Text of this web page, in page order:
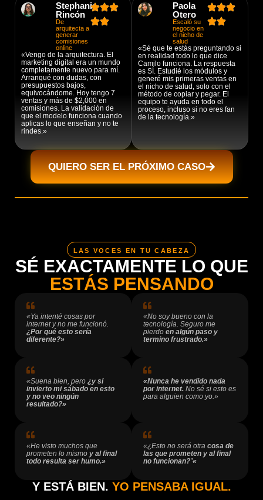
Stephanie
Rincón
De
arquitecta a
generar
comisiones
online
«Vengo de la arquitectura. El
marketing digital era un mundo
completamente nuevo para mí.
Arranqué con dudas, con
presupuestos bajos,
equivocándome. Hoy tengo 7
ventas y más de $2,000 en
comisiones. La validación de
que el modelo funciona cuando
aplicas lo que enseñan y no te
rindes.»
Paola
Otero
Escaló su
negocio en
el nicho de
salud
«Sé que te estás preguntando si
en realidad todo lo que dice
Camilo funciona. La respuesta
es SÍ. Estudié los módulos y
generé mis primeras ventas en
el nicho de salud, solo con el
método de copiar y pegar. El
equipo te ayuda en todo el
proceso, incluso si no eres fan
de la tecnología.»
QUIERO SER EL PRÓXIMO CASO
LAS VOCES EN TU CABEZA
SÉ EXACTAMENTE LO QUE
ESTÁS PENSANDO
«Ya intenté cosas por
internet y no me funcionó.
¿Por qué esto sería
diferente?»
«No soy bueno con la
tecnología. Seguro me
pierdo en algún paso y
termino frustrado.»
«Suena bien, pero ¿y si
invierto mi sábado en esto
y no veo ningún
resultado?»
«Nunca he vendido nada
por internet. No sé si esto es
para alguien como yo.»
«He visto muchos que
prometen lo mismo y al final
todo resulta ser humo.»
«¿Esto no será otra cosa de
las que prometen y al final
no funcionan?”«
Y ESTÁ BIEN. YO PENSABA IGUAL.